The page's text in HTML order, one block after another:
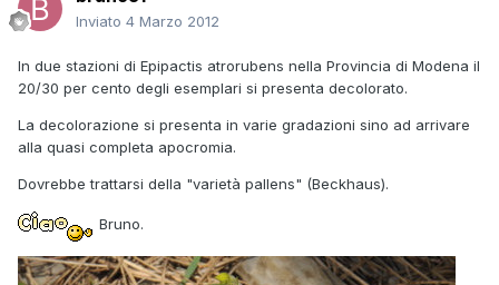
Inviato 4 Marzo 2012
In due stazioni di Epipactis atrorubens nella Provincia di Modena il
20/30 per cento degli esemplari si presenta decolorato.
La decolorazione si presenta in varie gradazioni sino ad arrivare
alla quasi completa apocromia.
Dovrebbe trattarsi della "varietà pallens" (Beckhaus).
Bruno.